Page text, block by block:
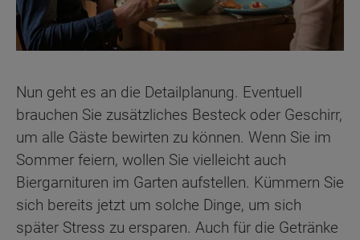
Nun geht es an die Detailplanung. Eventuell
brauchen Sie zusätzliches Besteck oder Geschirr,
um alle Gäste bewirten zu können. Wenn Sie im
Sommer feiern, wollen Sie vielleicht auch
Biergarnituren im Garten aufstellen. Kümmern Sie
sich bereits jetzt um solche Dinge, um sich
später Stress zu ersparen. Auch für die Getränke